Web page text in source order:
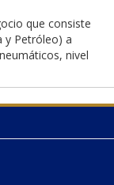
que consiste
y Petróleo) a
nivel